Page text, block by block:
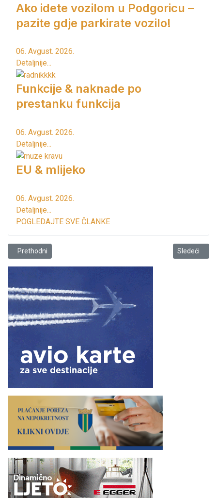
Ako idete vozilom u Podgoricu –
pazite gdje parkirate vozilo!
06. Avgust. 2026.
Detaljnije...
Funkcije & naknade po
prestanku funkcija
06. Avgust. 2026.
Detaljnije...
EU & mlijeko
06. Avgust. 2026.
Detaljnije...
POGLEDAJTE SVE ČLANKE
Prethodni članak: Obavještenje ViK-a!
Prethodni Sledeći
Sledeći